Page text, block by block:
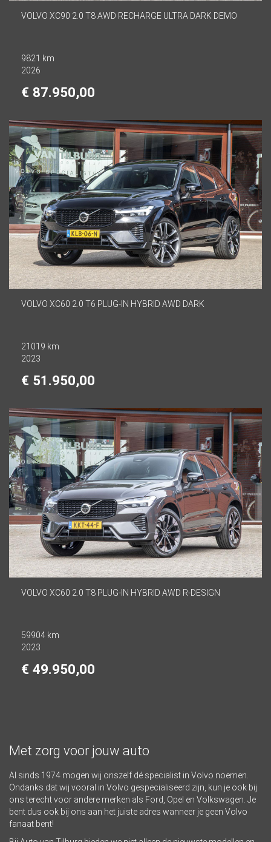
VOLVO XC90 2.0 T8 AWD RECHARGE ULTRA DARK DEMO
9821 km
2026
€ 87.950,00
VOLVO XC60 2.0 T6 PLUG-IN HYBRID AWD DARK
21019 km
2023
€ 51.950,00
VOLVO XC60 2.0 T8 PLUG-IN HYBRID AWD R-DESIGN
59904 km
2023
€ 49.950,00
Met zorg voor jouw auto
Al sinds 1974 mogen wij onszelf dé specialist in Volvo noemen.
Ondanks dat wij vooral in Volvo gespecialiseerd zijn, kun je ook bij
ons terecht voor andere merken als Ford, Opel en Volkswagen. Je
bent dus ook bij ons aan het juiste adres wanneer je geen Volvo
fanaat bent!